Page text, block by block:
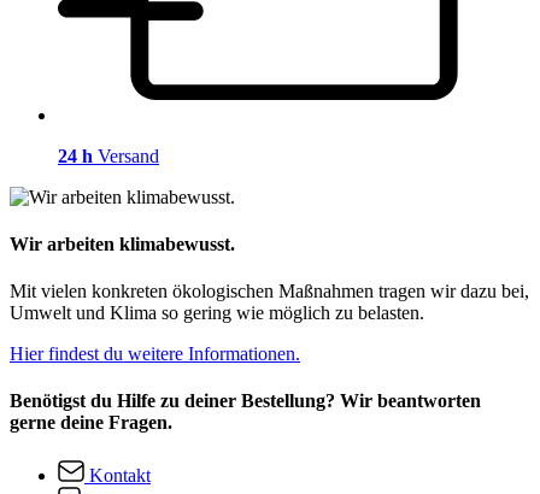
24 h Versand
Wir arbeiten klimabewusst.
Mit vielen konkreten ökologischen Maßnahmen tragen wir dazu bei,
Umwelt und Klima so gering wie möglich zu belasten.
Hier findest du weitere Informationen.
Benötigst du Hilfe zu deiner Bestellung? Wir beantworten
gerne deine Fragen.
Kontakt